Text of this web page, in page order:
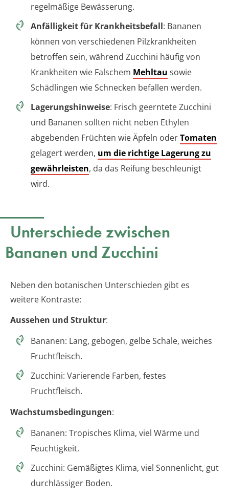
regelmäßige Bewässerung.
Anfälligkeit für Krankheitsbefall: Bananen
können von verschiedenen Pilzkrankheiten
betroffen sein, während Zucchini häufig von
Krankheiten wie Falschem Mehltau sowie
Schädlingen wie Schnecken befallen werden.
Lagerungshinweise: Frisch geerntete Zucchini
und Bananen sollten nicht neben Ethylen
abgebenden Früchten wie Äpfeln oderTomaten
gelagert werden, um die richtige Lagerung zu
gewährleisten, da das Reifung beschleunigt
wird.
Unterschiede zwischen
Bananen und Zucchini
Neben den botanischen Unterschieden gibt es
weitere Kontraste:
Aussehen und Struktur:
Bananen: Lang, gebogen, gelbe Schale, weiches
Fruchtfleisch.
Zucchini: Varierende Farben, festes
Fruchtfleisch.
Wachstumsbedingungen:
Bananen: Tropisches Klima, viel Wärme und
Feuchtigkeit.
Zucchini: Gemäßigtes Klima, viel Sonnenlicht, gut
durchlässiger Boden.